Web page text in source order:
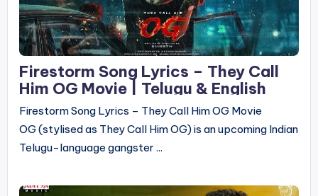
Firestorm Song Lyrics – They Call
Him OG Movie | Telugu & English
Firestorm Song Lyrics – They Call Him OG Movie
OG (stylised as They Call Him OG) is an upcoming Indian
Telugu-language gangster ...